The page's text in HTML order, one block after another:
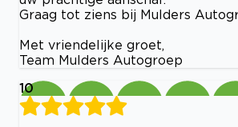
Graag tot ziens bij Mulders
Met vriendelijke groet,
Team Mulders Autogroep
10